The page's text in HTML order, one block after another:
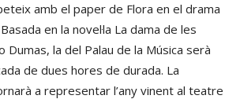
amb el paper de Flora en el drama
en la novel·la La dama de les
Dumas, la del Palau de la Música serà
de dues hores de durada. La
a representar l’any vinent al teatre